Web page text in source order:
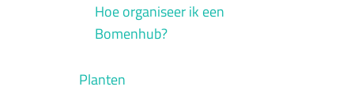
Hoe organiseer ik een
Bomenhub?
Planten